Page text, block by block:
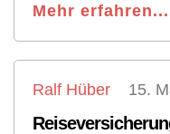
Mehr erfahren...
Ralf Hüber 15.